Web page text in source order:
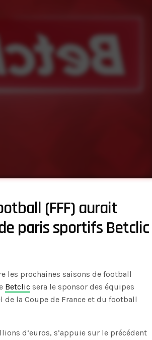
(FFF) aurait
paris sportifs Betclic
les prochaines saisons de football
Betclic sera le sponsor des équipes
la Coupe de France et du football
d’euros, s’appuie sur le précédent